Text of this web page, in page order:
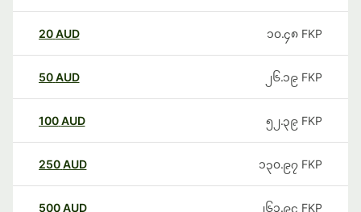
20AUD ၁၀.၄၈ FKP
50AUD ၂၆.၁၉ FKP
100AUD ၅၂.၃၉ FKP
250AUD ၁၃၀.၉၇ FKP
500AUD ၂၆၁.၉၄ FKP